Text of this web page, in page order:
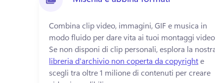
Combina clip video, immagini, GIF e musica in
libreria d'archivio non coperta da copyright e
scegli tra oltre 1 milione di contenuti per creare